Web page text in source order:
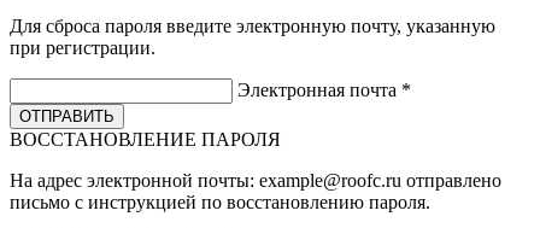
Для сброса пароля введите электронную почту, указанную
при регистрации.
Электронная почта *
ВОССТАНОВЛЕНИЕ ПАРОЛЯ
На адрес электронной почты: example@roofc.ru отправлено
письмо с инструкцией по восстановлению пароля.